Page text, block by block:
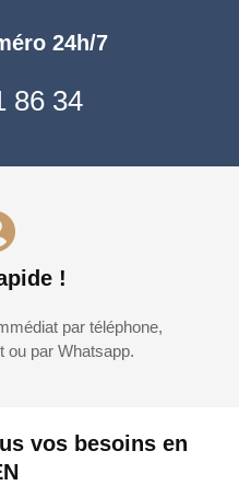
vos besoins en
24h/7
86 34
!
par téléphone,
ou par Whatsapp.